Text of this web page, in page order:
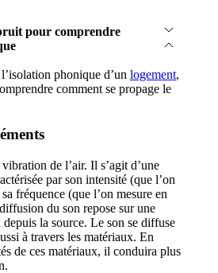
pour comprendre
phonique d’un logement,
comment se propage le
de l’air. Il s’agit d’une
par son intensité (que l’on
fréquence (que l’on mesure en
du son repose sur une
la source. Le son se diffuse
à travers les matériaux. En
de ces matériaux, il conduira plus